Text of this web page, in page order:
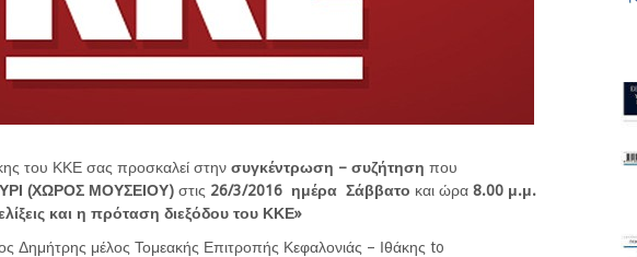
του ΚΚΕ σας προσκαλεί στην συγκέντρωση – συζήτηση που
(ΧΩΡΟΣ ΜΟΥΣΕΙΟΥ) στις 26/3/2016 ημέρα Σάββατο και ώρα 8.00 μ.μ.
και η πρόταση διεξόδου του ΚΚΕ»
μέλος Τομεακής Επιτροπής Κεφαλονιάς – Ιθάκης to